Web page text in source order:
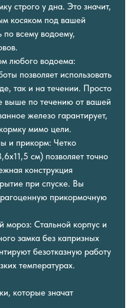
строго у дна. Это значит,
косяком под вашей
по всему водоему,
любого водоема:
позволяет использовать
так и на течении. Просто
выше по течению от вашей
железо гарантирует,
мимо цели.
и прикорм: Четко
см) позволяет точно
конструкция
при спуске. Вы
прикормочную
Стальной корпус и
замка без капризных
безотказную работу
температурах.
которые значат